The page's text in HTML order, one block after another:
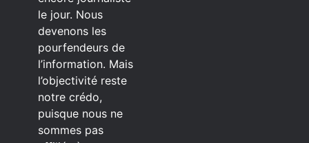
le jour. Nous
devenons les
pourfendeurs de
l’information. Mais
l’objectivité reste
notre crédo,
puisque nous ne
sommes pas